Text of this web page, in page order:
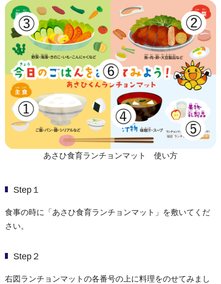
あさひ食育ランチョンマット 使い方
Step１
食事の時に「あさひ食育ランチョンマット」を敷いてくだ
さい。
Step２
右図ランチョンマットの各番号の上に料理をのせてみまし